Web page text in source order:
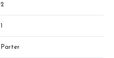
2
1
Parter